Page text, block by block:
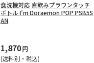
食洗機対応 直飲みプラワンタッチ
ボトル I'm Doraemon POP PSB5S
AN
1,870円
(送料別・税込)